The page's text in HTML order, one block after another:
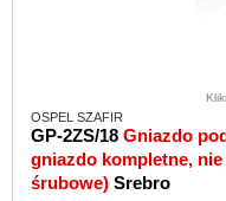
OSPEL SZAFIR
GP-2ZS/18 Gniazdo
gniazdo kompletne,
śrubowe) Srebro